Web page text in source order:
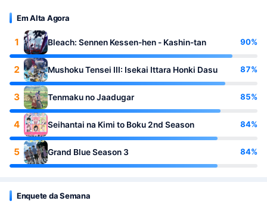
Em Alta Agora
1 Bleach: Sennen Kessen-hen - Kashin-tan 90%
2 Mushoku Tensei III: Isekai Ittara Honki Dasu 87%
3 Tenmaku no Jaadugar 85%
4 Seihantai na Kimi to Boku 2nd Season 84%
5 Grand Blue Season 3 84%
Enquete da Semana